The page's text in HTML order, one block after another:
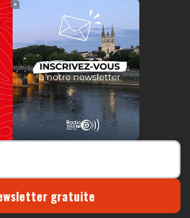
⧉
gratuite